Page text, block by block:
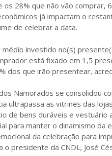
os 28% que não vão comprar,
já impactam o
de celebrar a data.
médio investido no(s)
está fixado em 1,5
dos que irão presentear,
Namorados se consolidou
ultrapassa as vitrines das
de bens duráveis e vestuário
para manter o dinamismo
da celebração para
o presidente da CNDL, José